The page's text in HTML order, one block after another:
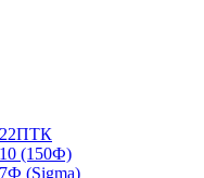
(150Ф)
(Sigma)